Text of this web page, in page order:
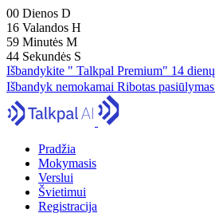
00 Dienos D
16 Valandos H
59 Minutės M
43 Sekundės S
Išbandykite " Talkpal Premium" 14
Išbandyk nemokamai Ribotas
Pradžia
Mokymasis
Verslui
Švietimui
Registracija